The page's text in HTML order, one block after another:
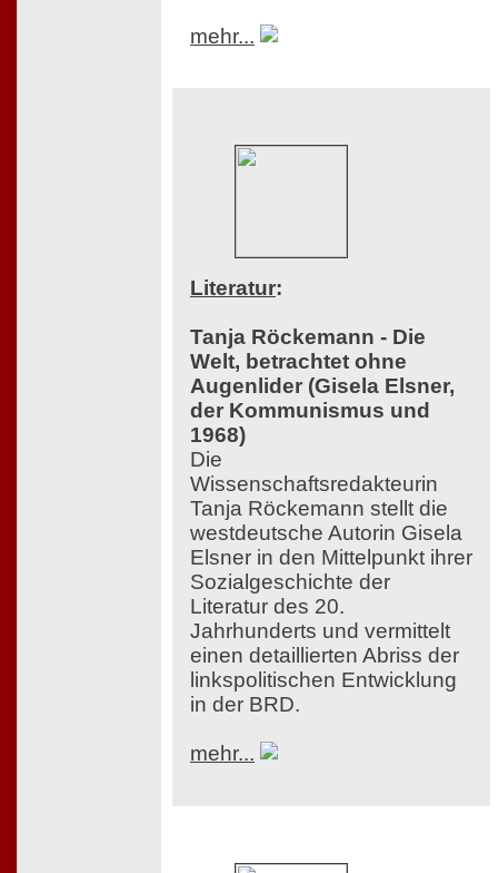
mehr...
Literatur:
Tanja Röckemann - Die
Welt, betrachtet ohne
Augenlider (Gisela Elsner,
der Kommunismus und
1968)
Die
Wissenschaftsredakteurin
Tanja Röckemann stellt die
westdeutsche Autorin Gisela
Elsner in den Mittelpunkt ihrer
Sozialgeschichte der
Literatur des 20.
Jahrhunderts und vermittelt
einen detaillierten Abriss der
linkspolitischen Entwicklung
in der BRD.
mehr...